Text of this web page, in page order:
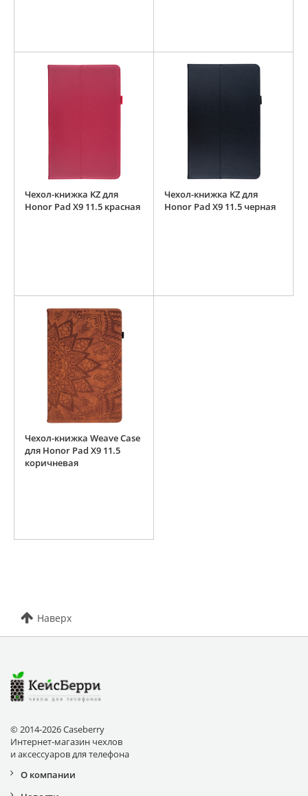
Чехол-книжка KZ для
Honor Pad X9 11.5 красная
Чехол-книжка KZ для
Honor Pad X9 11.5 черная
Чехол-книжка Weave Case
для Honor Pad X9 11.5
коричневая
Наверх
© 2014-2026 Caseberry
Интернет-магазин чехлов
и аксессуаров для телефона
О компании